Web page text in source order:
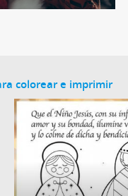
colorear e imprimir